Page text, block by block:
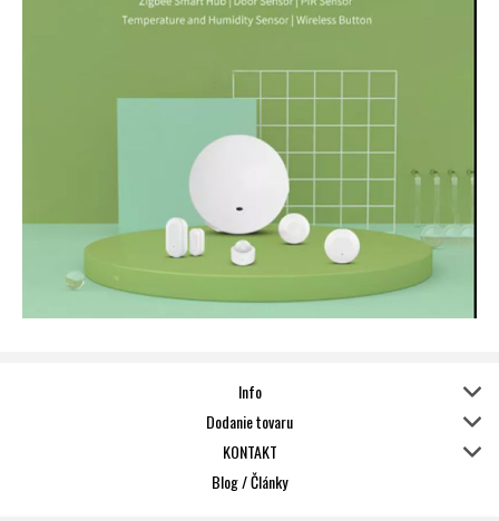
Info
Dodanie tovaru
KONTAKT
Blog / Články